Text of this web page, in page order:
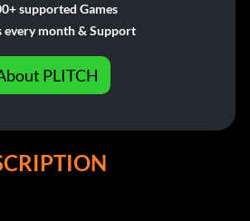
supported Games
every month & Support
PLITCH